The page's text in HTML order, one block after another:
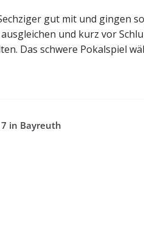
gut mit und gingen
und kurz vor
Das schwere Pokalspiel
in Bayreuth